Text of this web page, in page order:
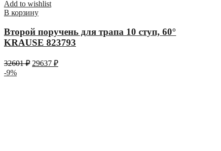
Add to wishlist
В корзину
Второй поручень для трапа 10 ступ, 60°
KRAUSE 823793
32601₽ 29637 ₽
-9%